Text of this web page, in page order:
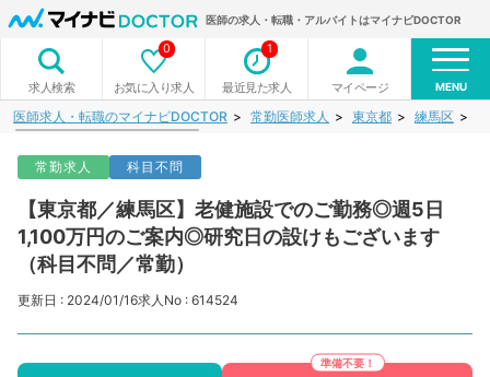
医師の求人・転職・アルバイトはマイナビDOCTOR
求人検索 お気に入り求人
0
最近見た求人
1
マイページ MENU
医師求人・転職のマイナビDOCTOR 常勤医師求人 東京都 練馬区
常勤求人 科目不問
【東京都／練馬区】老健施設でのご勤務◎週5日
1,100万円のご案内◎研究日の設けもございます
（科目不問／常勤）
更新日 : 2024/01/16求人No : 614524